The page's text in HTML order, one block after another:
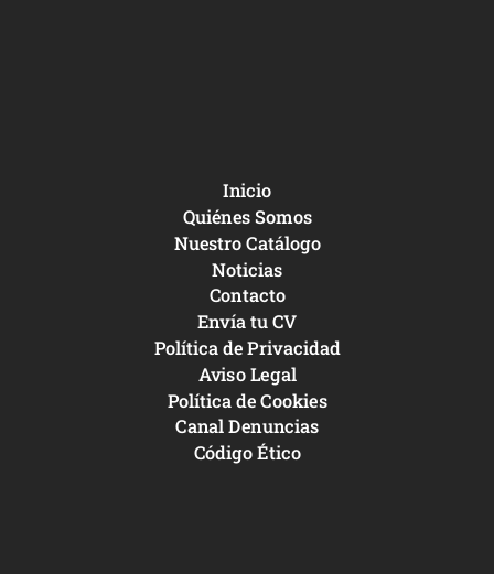
Inicio
Quiénes Somos
Nuestro Catálogo
Noticias
Contacto
Envía tu CV
Política de Privacidad
Aviso Legal
Política de Cookies
Canal Denuncias
Código Ético